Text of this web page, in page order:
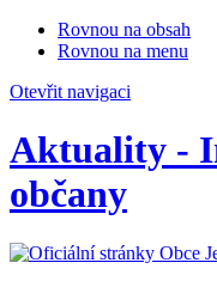
Rovnou na obsah
Rovnou na menu
Otevřit navigaci
Aktuality -
občany